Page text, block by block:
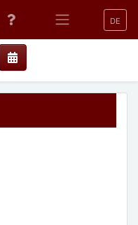
DE